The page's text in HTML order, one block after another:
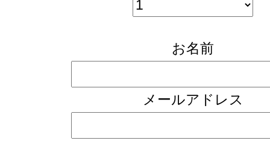
お名前
メールアドレス